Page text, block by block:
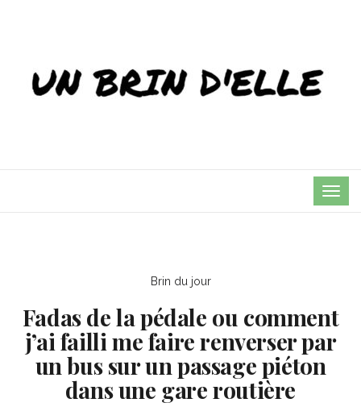
Brin du jour
Fadas de la pédale ou comment
j’ai failli me faire renverser par
un bus sur un passage piéton
dans une gare routière